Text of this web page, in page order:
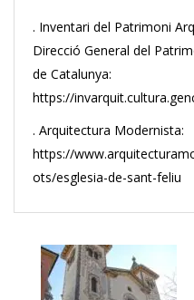
. Inventari del Patrimoni
Direcció General del
de Catalunya:
https://
. Arquitectura Modernista:
https://
ots/esglesia-de-sant-feliu